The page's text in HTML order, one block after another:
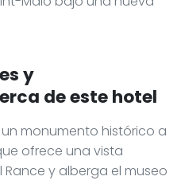
y
de este hotel
un monumento histórico a
ofrece una vista
y alberga el museo